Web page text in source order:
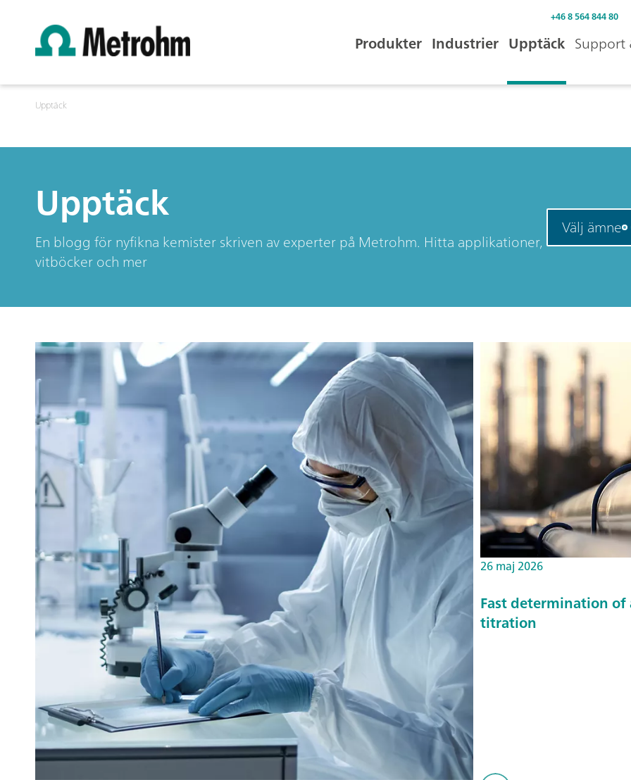
+46 8 564 844 80
Produkter Industrier Upptäck Support
Upptäck
Upptäck
En blogg för nyfikna kemister skriven av experter på Metrohm. Hitta applikationer,
vitböcker och mer
Välj ämne
26 maj 2026
Fast determination
titration